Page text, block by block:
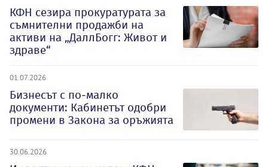
КФН сезира прокуратурата за
съмнителни продажби на
активи на „ДаллБогг: Живот и
здраве“
01.07.2026
Бизнесът с по-малко
документи: Кабинетът одобри
промени в Закона за оръжията
30.06.2026